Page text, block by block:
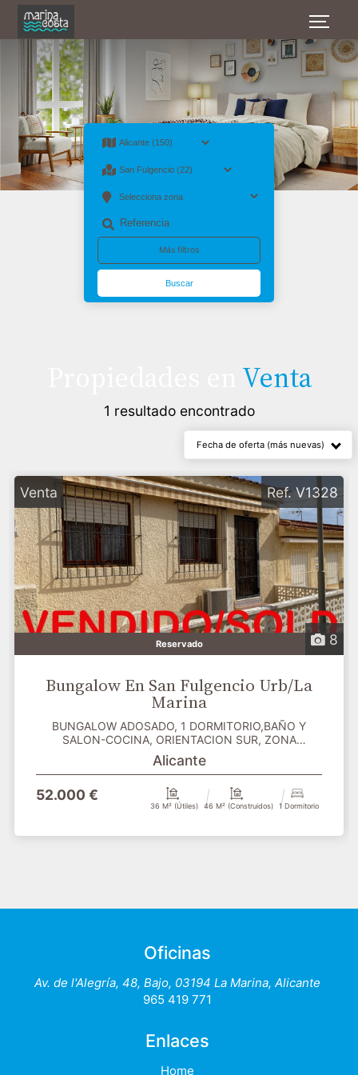
1 Venta en Alicante San Fulgencio · Viviendas Bungalow
Más filtros
Buscar
Venta
1 resultado encontrado
Fecha de oferta (más nuevas)
Venta
8
Ref. V1328
Reservado
Bungalow En San Fulgencio Urb/La
Marina
BUNGALOW ADOSADO, 1 DORMITORIO,BAÑO Y
SALON-COCINA, ORIENTACION SUR, ZONA
TRANQUILA, A 4 KM DEL MAR Y 25...
Alicante
52.000 €
36 M² (útiles) 46 M² (construidos) 1 Dormitorio
Enlaces
Home
Oficinas
Av. de l'Alegría, 48, Bajo, 03194 La Marina, Alicante
965 419 771